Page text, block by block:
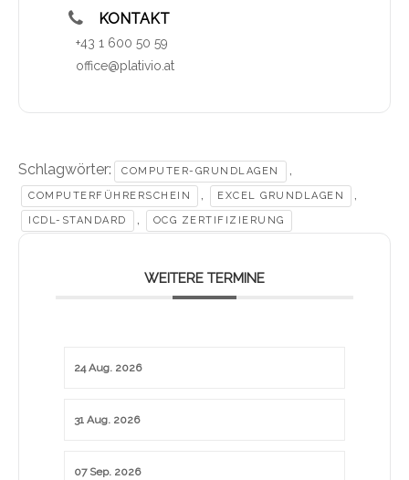
KONTAKT
+43 1 600 50 59
office@plativio.at
Schlagwörter: COMPUTER-GRUNDLAGEN ,
COMPUTERFÜHRERSCHEIN , EXCEL GRUNDLAGEN ,
ICDL-STANDARD , OCG ZERTIFIZIERUNG
WEITERE TERMINE
24 Aug. 2026
31 Aug. 2026
07 Sep. 2026